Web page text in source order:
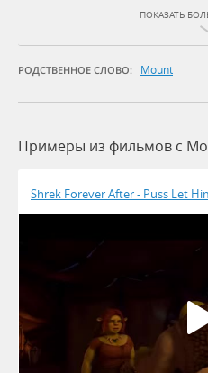
ПОКАЗАТЬ
РОДСТВЕННОЕ СЛОВО: Mount
Примеры из фильмов c
Shrek Forever After - Puss Let